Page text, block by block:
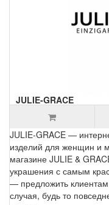
JULIE-GRACE
JULIE-GRACE —
изделий для женщин и
магазине JULIE &
украшения с самым
— предложить
случая, будь то